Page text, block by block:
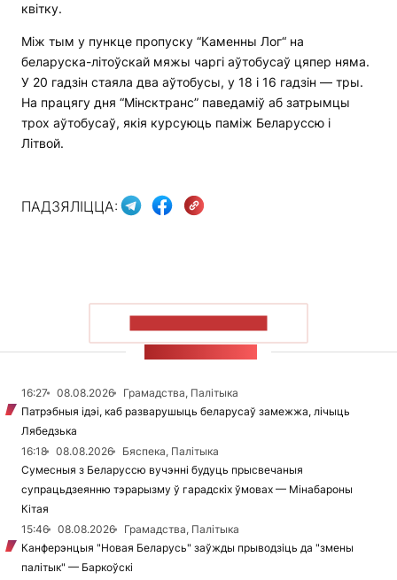
квітку.
Між тым у пункце пропуску “Каменны Лог“ на
беларуска-літоўскай мяжы чаргі аўтобусаў цяпер няма.
У 20 гадзін стаяла два аўтобусы, у 18 і 16 гадзін — тры.
На працягу дня “Мінсктранс” паведаміў аб затрымцы
трох аўтобусаў, якія курсуюць паміж Беларуссю і
Літвой.
ПАДЗЯЛІЦЦА:
16:27 08.08.2026
Грамадства, Палітыка
Патрэбныя ідэі, каб разварушыць беларусаў замежжа, лічыць
Лябедзька
16:18
08.08.2026
Бяспека, Палітыка
Сумесныя з Беларуссю вучэнні будуць прысвечаныя
супрацьдзеянню тэрарызму ў гарадскіх ўмовах — Мінабароны
Кітая
15:46
08.08.2026
Грамадства, Палітыка
Канферэнцыя "Новая Беларусь" заўжды прыводзіць да "змены
палітык" — Баркоўскі